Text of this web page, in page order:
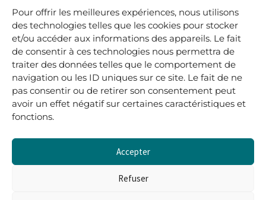
Pour offrir les meilleures expériences, nous utilisons
des technologies telles que les cookies pour stocker
et/ou accéder aux informations des appareils. Le fait
de consentir à ces technologies nous permettra de
traiter des données telles que le comportement de
navigation ou les ID uniques sur ce site. Le fait de ne
pas consentir ou de retirer son consentement peut
avoir un effet négatif sur certaines caractéristiques et
fonctions.
Accepter
Refuser
05 40 41 37 18
.
MARDI AU SAMEDI
10H00-12H45 | 14H00 -19H00
boutique@lerenardetlasouris.com